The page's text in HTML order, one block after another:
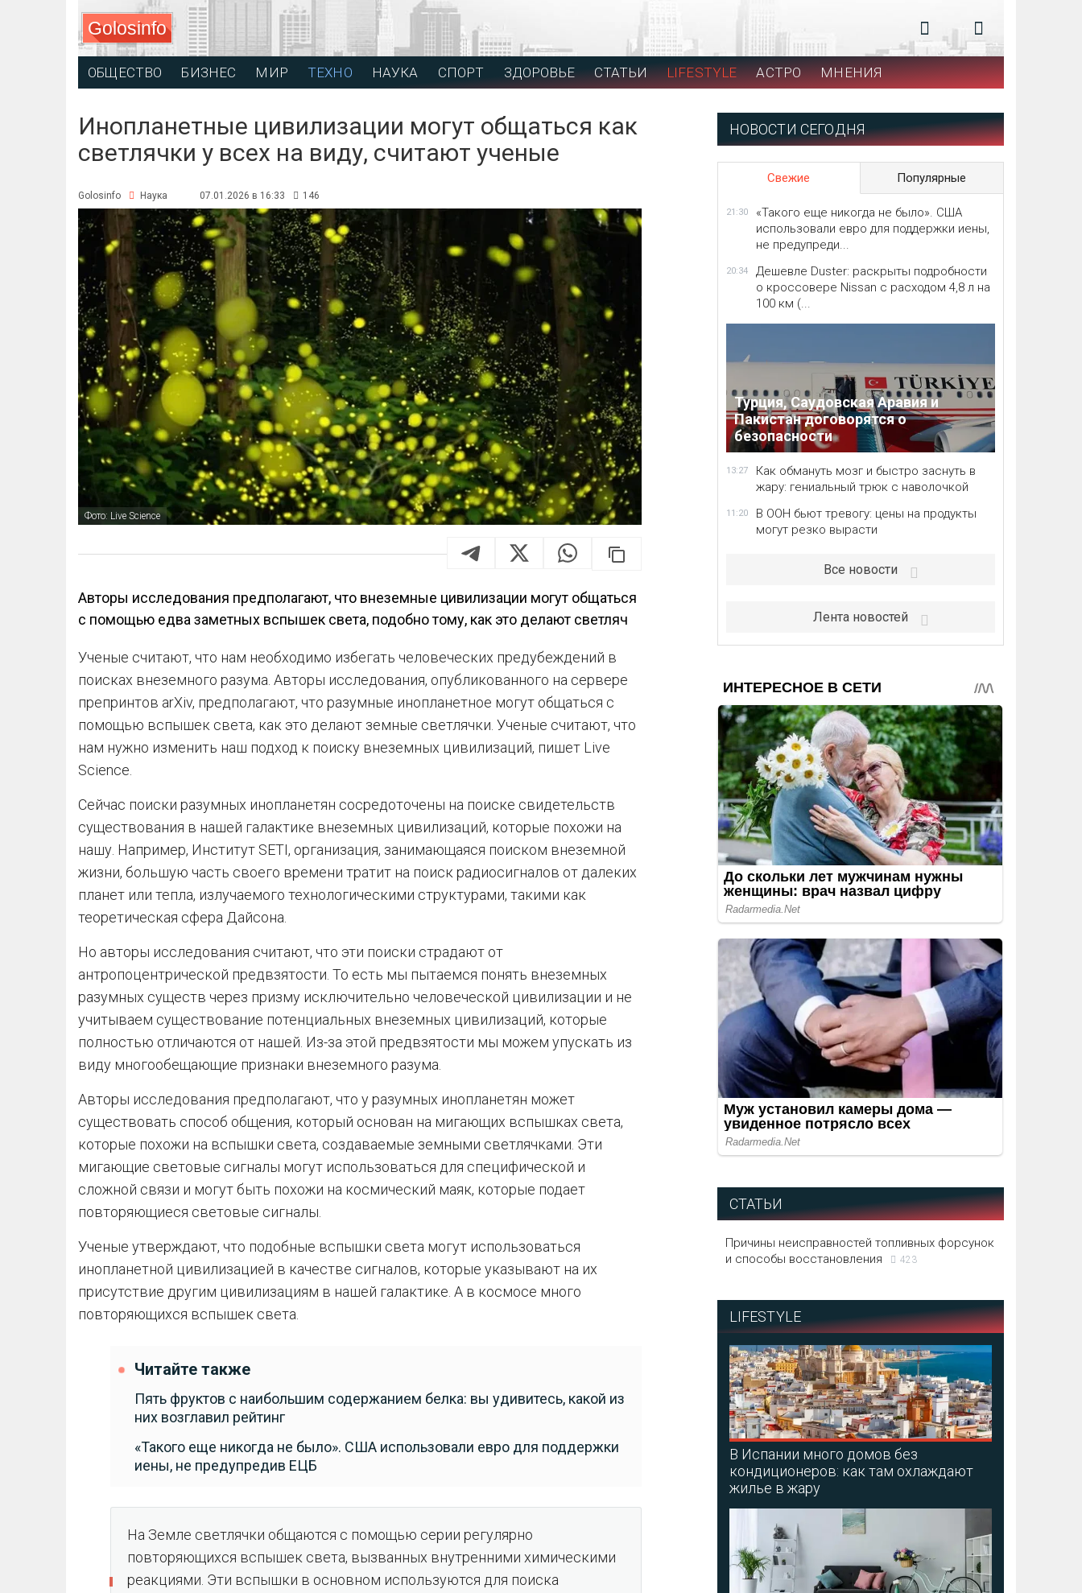
Golosinfo
ОБЩЕСТВО БИЗНЕС МИР ТЕХНО НАУКА СПОРТ ЗДОРОВЬЕ СТАТЬИ LIFESTYLE АСТРО МНЕНИЯ
Инопланетные цивилизации могут общаться как
светлячки у всех на виду, считают ученые
Golosinfo Наука 07.01.2026 в 16:33 146
Фото: Live Science
Авторы исследования предполагают, что внеземные цивилизации могут общаться
с помощью едва заметных вспышек света, подобно тому, как это делают светляч
Ученые считают, что нам необходимо избегать человеческих предубеждений в
поисках внеземного разума. Авторы исследования, опубликованного на сервере
препринтов arXiv, предполагают, что разумные инопланетное могут общаться с
помощью вспышек света, как это делают земные светлячки. Ученые считают, что
нам нужно изменить наш подход к поиску внеземных цивилизаций, пишет Live
Science.
Сейчас поиски разумных инопланетян сосредоточены на поиске свидетельств
существования в нашей галактике внеземных цивилизаций, которые похожи на
нашу. Например, Институт SETI, организация, занимающаяся поиском внеземной
жизни, большую часть своего времени тратит на поиск радиосигналов от далеких
планет или тепла, излучаемого технологическими структурами, такими как
теоретическая сфера Дайсона.
Но авторы исследования считают, что эти поиски страдают от
антропоцентрической предвзятости. То есть мы пытаемся понять внеземных
разумных существ через призму исключительно человеческой цивилизации и не
учитываем существование потенциальных внеземных цивилизаций, которые
полностью отличаются от нашей. Из-за этой предвзятости мы можем упускать из
виду многообещающие признаки внеземного разума.
Авторы исследования предполагают, что у разумных инопланетян может
существовать способ общения, который основан на мигающих вспышках света,
которые похожи на вспышки света, создаваемые земными светлячками. Эти
мигающие световые сигналы могут использоваться для специфической и
сложной связи и могут быть похожи на космический маяк, которые подает
повторяющиеся световые сигналы.
Ученые утверждают, что подобные вспышки света могут использоваться
инопланетной цивилизацией в качестве сигналов, которые указывают на их
присутствие другим цивилизациям в нашей галактике. А в космосе много
повторяющихся вспышек света.
Читайте также
Пять фруктов с наибольшим содержанием белка: вы удивитесь, какой из
них возглавил рейтинг
«Такого еще никогда не было». США использовали евро для поддержки
иены, не предупредив ЕЦБ
На Земле светлячки общаются с помощью серии регулярно
повторяющихся вспышек света, вызванных внутренними химическими
реакциями. Эти вспышки в основном используются для поиска
НОВОСТИ СЕГОДНЯ
Свежие Популярные
21:30
«Такого еще никогда не было». США
использовали евро для поддержки иены,
не предупреди...
20:34
Дешевле Duster: раскрыты подробности
о кроссовере Nissan с расходом 4,8 л на
100 км (...
Турция, Саудовская Аравия и
Пакистан договорятся о
безопасности
13:27
Как обмануть мозг и быстро заснуть в
жару: гениальный трюк с наволочкой
11:20
В ООН бьют тревогу: цены на продукты
могут резко вырасти
Все новости
Лента новостей
СТАТЬИ
Причины неисправностей топливных форсунок
и способы восстановления
423
LIFESTYLE
В Испании много домов без
кондиционеров: как там охлаждают
жилье в жару